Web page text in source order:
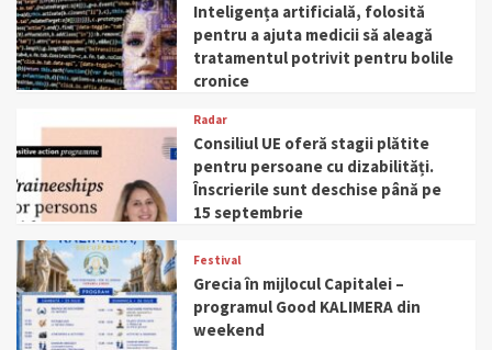
Inteligența artificială, folosită
pentru a ajuta medicii să aleagă
tratamentul potrivit pentru bolile
cronice
Radar
Consiliul UE oferă stagii plătite
pentru persoane cu dizabilități.
Înscrierile sunt deschise până pe
15 septembrie
Festival
Grecia în mijlocul Capitalei –
programul Good KALIMERA din
weekend